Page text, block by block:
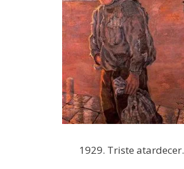
1929. Triste atardecer.